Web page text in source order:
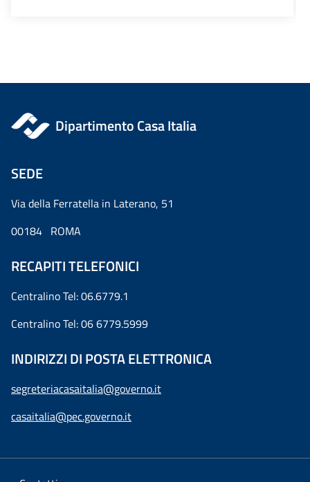
Dipartimento Casa Italia
SEDE
Via della Ferratella in Laterano, 51
00184 ROMA
RECAPITI TELEFONICI
Centralino Tel: 06.6779.1
Centralino Tel: 06 6779.5999
INDIRIZZI DI POSTA ELETTRONICA
segreteriacasaitalia@governo.it
casaitalia@pec.governo.it